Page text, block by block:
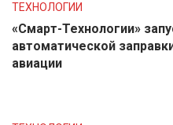
ТЕХНОЛОГИИ
«Смарт-Технологии»
автоматической
авиации